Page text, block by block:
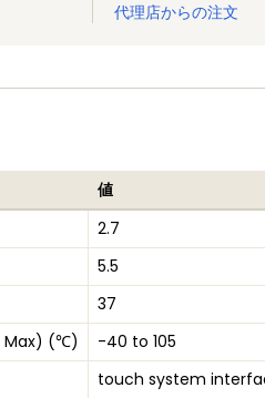
代理店からの注文
値
2.7
5.5
37
Max) (℃)
-40 to 105
touch system